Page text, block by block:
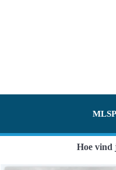
Hoe vind